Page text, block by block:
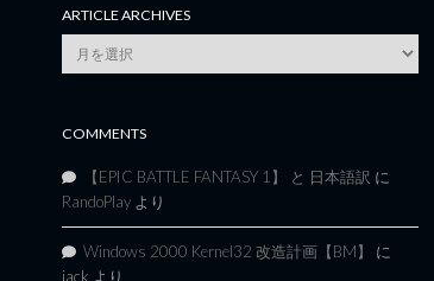
ARTICLE ARCHIVES
Article
Archives
COMMENTS
【EPIC BATTLE FANTASY 1】 と 日本語訳 に
RandoPlay より
Windows 2000 Kernel32 改造計画【BM】
に
jack より